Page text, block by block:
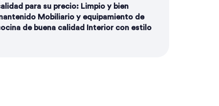
para su precio: Limpio y bien
Mobiliario y equipamiento de
de buena calidad Interior con estilo